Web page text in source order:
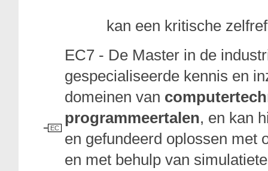
kan een kritische
EC
EC7 - De Master in de
gespecialiseerde kennis en
domeinen van
programmeertalen, en kan
en gefundeerd oplossen met
en met behulp van